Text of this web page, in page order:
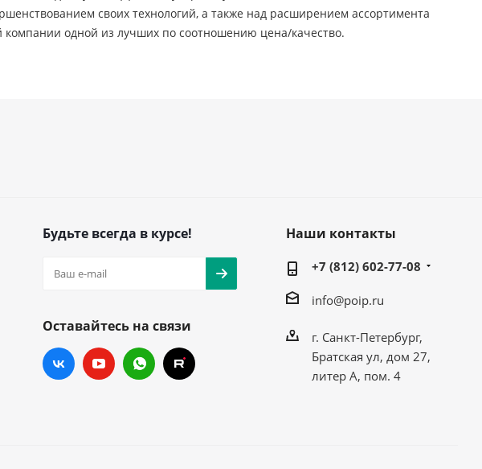
своих технологий, а также над расширением ассортимента
компании одной из лучших по соотношению цена/качество.
Будьте всегда в курсе!
Оставайтесь на связи
Наши контакты
+7 (812) 602-77-08
info@poip.ru
г. Санкт-Петербург,
Братская ул, дом 27,
литер А, пом. 4